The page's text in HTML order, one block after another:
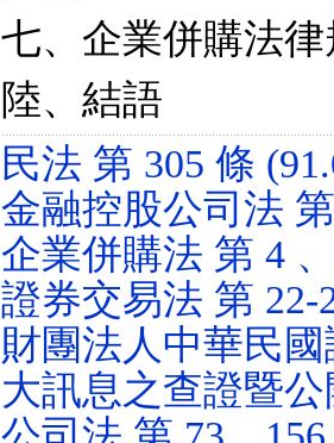
七、企業併購法
陸、結語
民法 第 305 條
金融控股公司法
企業併購法 第 4
證券交易法 第 22-
財團法人中華民
大訊息之查證暨